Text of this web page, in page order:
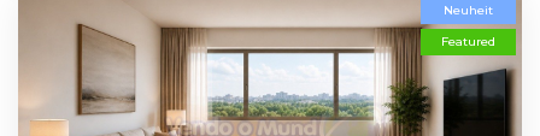
Neuheit
Featured